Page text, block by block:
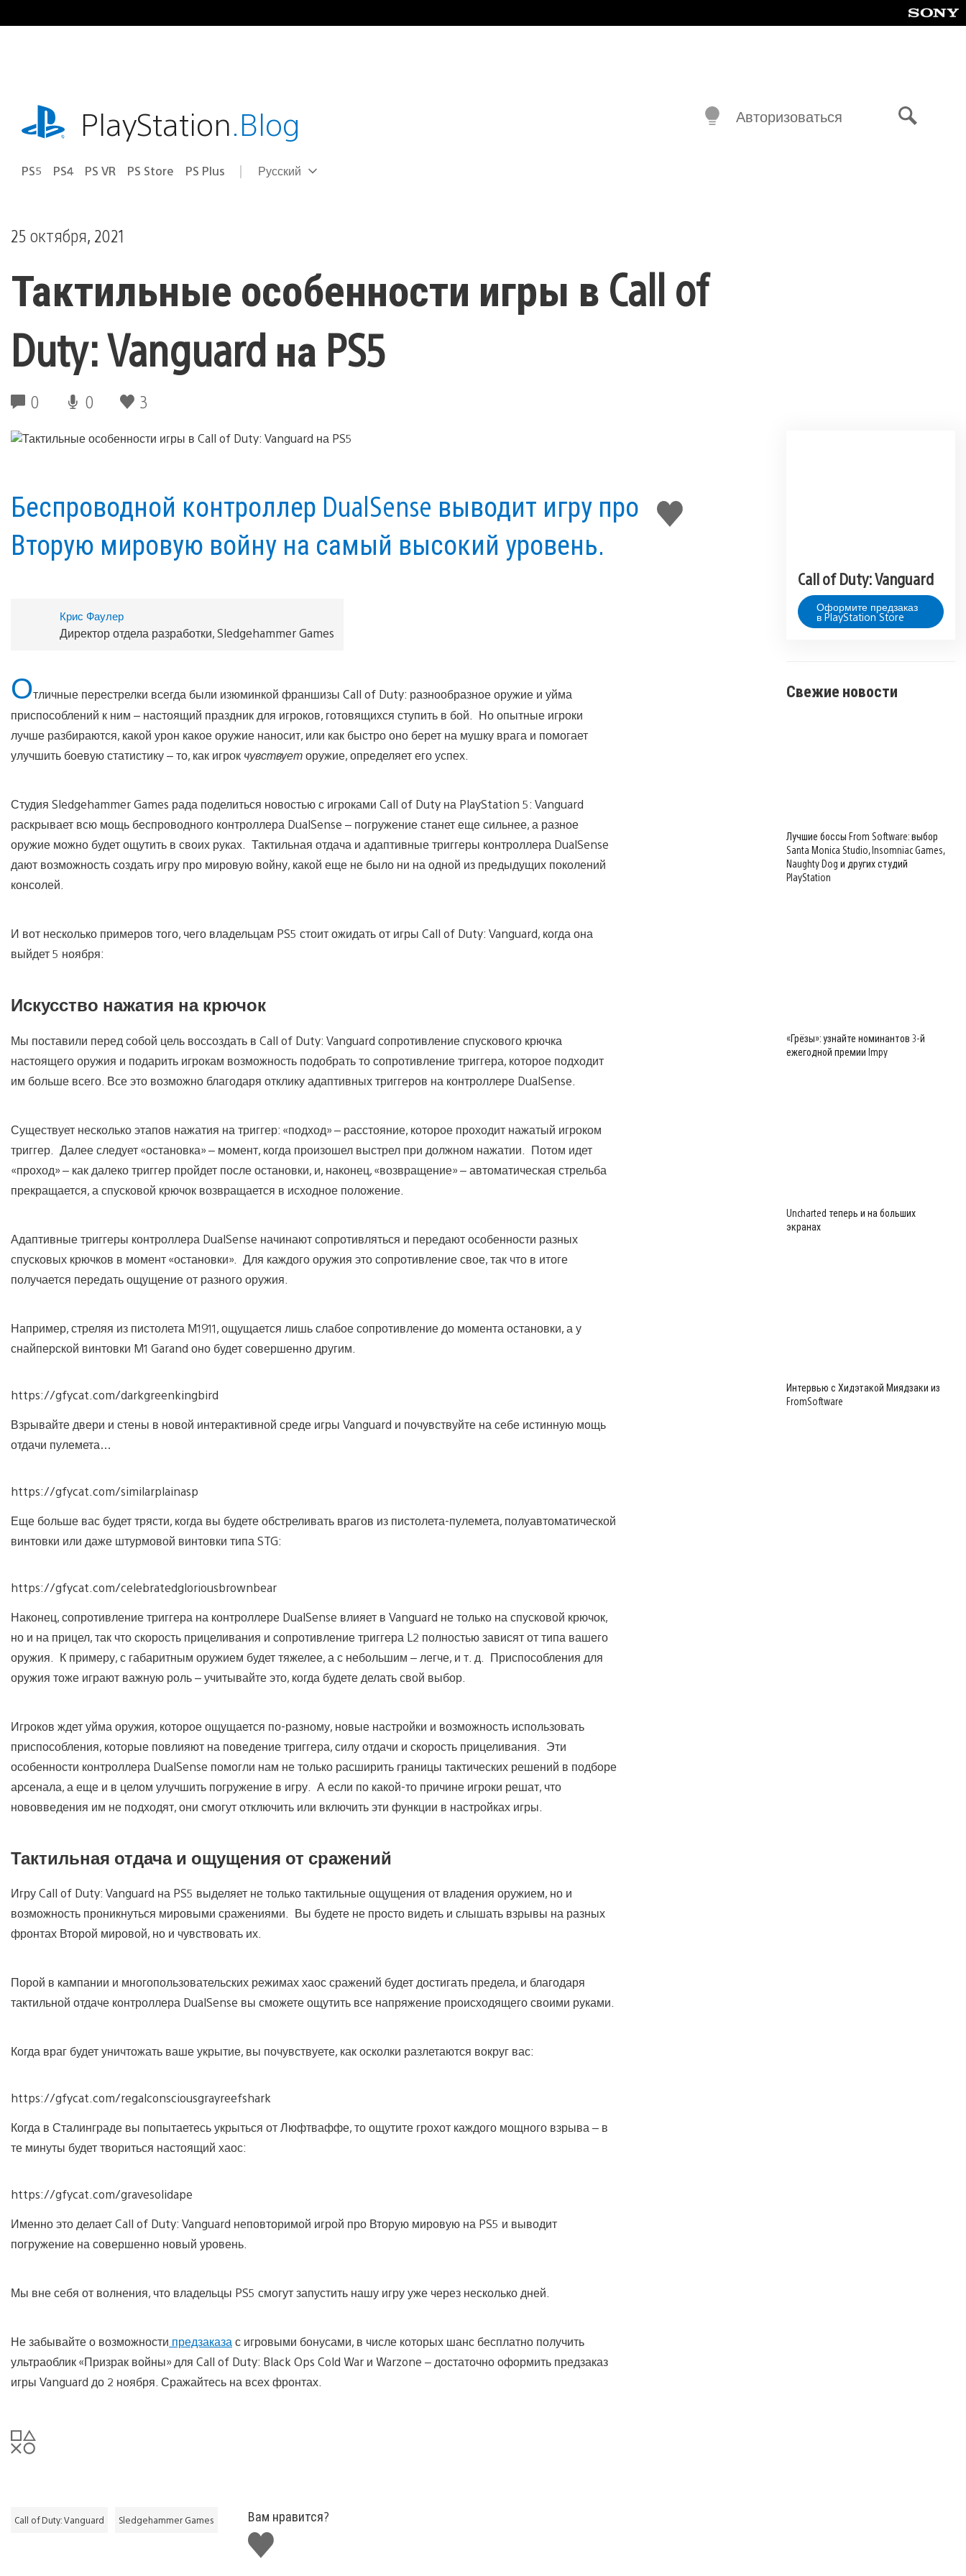
к
playstation.comPlayStation.Blog
PS5 PS4 PS VR PS Store PS Plus Выбор
Выбранный
Русский
Авторизоваться
25 октября, 2021
Тактильные особенности игры в Call of
Duty: Vanguard на PS5
0 0 3
Поставить
лайк
Беспроводной контроллер DualSense выводит игру про
Вторую мировую войну на самый высокий уровень.
Крис Фаулер
Директор отдела разработки, Sledgehammer Games
Отличные перестрелки всегда были изюминкой франшизы Call of Duty: разнообразное оружие и уйма
приспособлений к ним – настоящий праздник для игроков, готовящихся ступить в бой. Но опытные игроки
лучше разбираются, какой урон какое оружие наносит, или как быстро оно берет на мушку врага и помогает
улучшить боевую статистику – то, как игрок чувствуеторужие, определяет его успех.
Студия Sledgehammer Games рада поделиться новостью с игроками Call of Duty на PlayStation 5: Vanguard
раскрывает всю мощь беспроводного контроллера DualSense – погружение станет еще сильнее, а разное
оружие можно будет ощутить в своих руках. Тактильная отдача и адаптивные триггеры контроллера DualSense
дают возможность создать игру про мировую войну, какой еще не было ни на одной из предыдущих поколений
консолей.
И вот несколько примеров того, чего владельцам PS5 стоит ожидать от игры Call of Duty: Vanguard, когда она
выйдет 5 ноября:
Искусство нажатия на крючок
Мы поставили перед собой цель воссоздать в Call of Duty: Vanguard сопротивление спускового крючка
настоящего оружия и подарить игрокам возможность подобрать то сопротивление триггера, которое подходит
им больше всего. Все это возможно благодаря отклику адаптивных триггеров на контроллере DualSense.
Существует несколько этапов нажатия на триггер: «подход» – расстояние, которое проходит нажатый игроком
триггер. Далее следует «остановка» – момент, когда произошел выстрел при должном нажатии. Потом идет
«проход» – как далеко триггер пройдет после остановки, и, наконец, «возвращение» – автоматическая стрельба
прекращается, а спусковой крючок возвращается в исходное положение.
Адаптивные триггеры контроллера DualSense начинают сопротивляться и передают особенности разных
спусковых крючков в момент «остановки». Для каждого оружия это сопротивление свое, так что в итоге
получается передать ощущение от разного оружия.
Например, стреляя из пистолета М1911, ощущается лишь слабое сопротивление до момента остановки, а у
снайперской винтовки M1 Garand оно будет совершенно другим.
https://gfycat.com/darkgreenkingbird
Взрывайте двери и стены в новой интерактивной среде игры Vanguard и почувствуйте на себе истинную мощь
отдачи пулемета…
https://gfycat.com/similarplainasp
Еще больше вас будет трясти, когда вы будете обстреливать врагов из пистолета-пулемета, полуавтоматической
винтовки или даже штурмовой винтовки типа STG:
https://gfycat.com/celebratedgloriousbrownbear
Наконец, сопротивление триггера на контроллере DualSense влияет в Vanguard не только на спусковой крючок,
но и на прицел, так что скорость прицеливания и сопротивление триггера L2 полностью зависят от типа вашего
оружия. К примеру, с габаритным оружием будет тяжелее, а с небольшим – легче, и т. д. Приспособления для
оружия тоже играют важную роль – учитывайте это, когда будете делать свой выбор.
Игроков ждет уйма оружия, которое ощущается по-разному, новые настройки и возможность использовать
приспособления, которые повлияют на поведение триггера, силу отдачи и скорость прицеливания. Эти
особенности контроллера DualSense помогли нам не только расширить границы тактических решений в подборе
арсенала, а еще и в целом улучшить погружение в игру. А если по какой-то причине игроки решат, что
нововведения им не подходят, они смогут отключить или включить эти функции в настройках игры.
Тактильная отдача и ощущения от сражений
Игру Call of Duty: Vanguard на PS5 выделяет не только тактильные ощущения от владения оружием, но и
возможность проникнуться мировыми сражениями. Вы будете не просто видеть и слышать взрывы на разных
фронтах Второй мировой, но и чувствовать их.
Порой в кампании и многопользовательских режимах хаос сражений будет достигать предела, и благодаря
тактильной отдаче контроллера DualSense вы сможете ощутить все напряжение происходящего своими руками.
Когда враг будет уничтожать ваше укрытие, вы почувствуете, как осколки разлетаются вокруг вас:
https://gfycat.com/regalconsciousgrayreefshark
Когда в Сталинграде вы попытаетесь укрыться от Люфтваффе, то ощутите грохот каждого мощного взрыва – в
те минуты будет твориться настоящий хаос:
https://gfycat.com/gravesolidape
Именно это делает Call of Duty: Vanguard неповторимой игрой про Вторую мировую на PS5 и выводит
погружение на совершенно новый уровень.
Мы вне себя от волнения, что владельцы PS5 смогут запустить нашу игру уже через несколько дней.
Не забывайте о возможности предзаказас игровыми бонусами, в числе которых шанс бесплатно получить
ультраоблик «Призрак войны» для Call of Duty: Black Ops Cold War и Warzone – достаточно оформить предзаказ
игры Vanguard до 2 ноября. Сражайтесь на всех фронтах.
Call of Duty: Vanguard Sledgehammer Games
Вам нравится?
Поставить
лайк
Call of Duty: Vanguard
Оформите предзаказ
в PlayStation Store
Свежие новости
Лучшие боссы From Software: выбор
Santa Monica Studio, Insomniac Games,
Naughty Dog и других студий
PlayStation
«Грёзы»: узнайте номинантов 3-й
ежегодной премии Impy
Uncharted теперь и на больших
экранах
Интервью с Хидэтакой Миядзаки из
FromSoftware